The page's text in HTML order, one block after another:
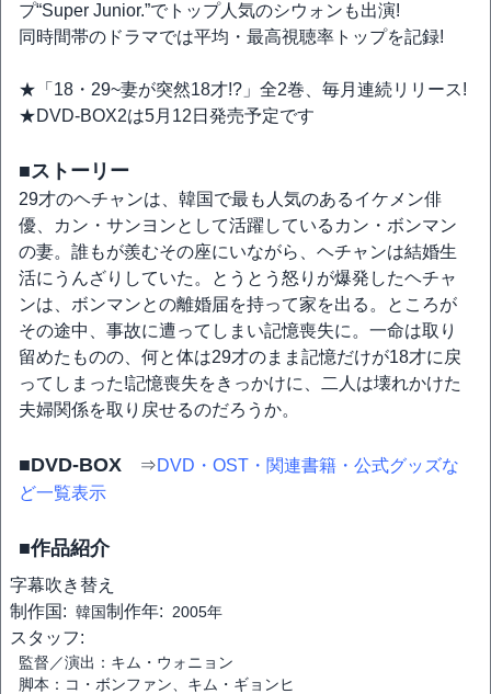
プ“Super Junior.”でトップ人気のシウォンも出演!
同時間帯のドラマでは平均・最高視聴率トップを記録!
★「18・29~妻が突然18才!?」全2巻、毎月連続リリース!
★DVD-BOX2は5月12日発売予定です
■ストーリー
29才のヘチャンは、韓国で最も人気のあるイケメン俳
優、カン・サンヨンとして活躍しているカン・ボンマン
の妻。誰もが羨むその座にいながら、ヘチャンは結婚生
活にうんざりしていた。とうとう怒りが爆発したヘチャ
ンは、ボンマンとの離婚届を持って家を出る。ところが
その途中、事故に遭ってしまい記憶喪失に。一命は取り
留めたものの、何と体は29才のまま記憶だけが18才に戻
ってしまった!記憶喪失をきっかけに、二人は壊れかけた
夫婦関係を取り戻せるのだろうか。
■DVD-BOX ⇒DVD・OST・関連書籍・公式グッズな
ど一覧表示
■作品紹介
字幕吹き替え
制作国: 韓国制作年: 2005年
スタッフ:
監督／演出：キム・ウォニョン
脚本：コ・ボンファン、キム・ギョンヒ